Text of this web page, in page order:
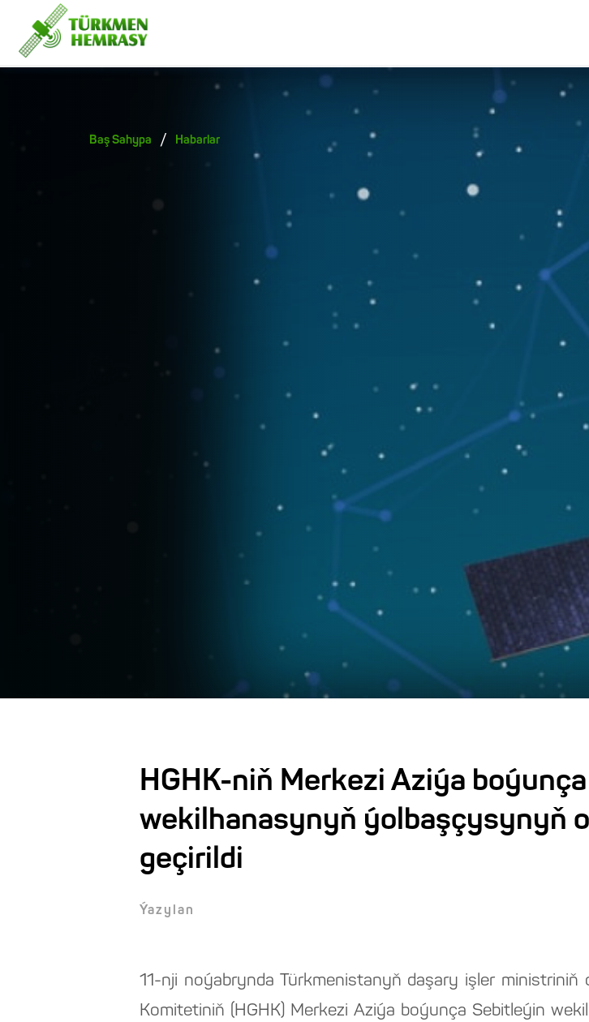
Baş Sahypa / Habarlar
HGHK-niň Merkezi Aziýa
wekilhanasynyň ýolbaşçysynyň
geçirildi
Ýazylan
11-nji noýabrynda Türkmenistanyň daşary işler
Komitetiniň (HGHK) Merkezi Aziýa boýunça Sebitleýin